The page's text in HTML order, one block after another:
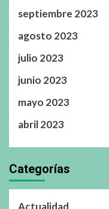
septiembre 2023
agosto 2023
julio 2023
junio 2023
mayo 2023
abril 2023
Categorías
Actualidad